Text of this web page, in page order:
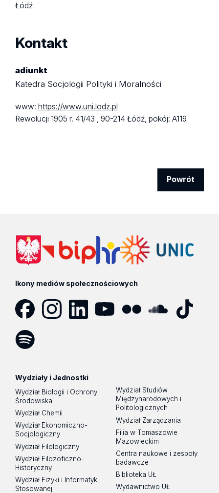
Łódź
Kontakt
adiunkt
Katedra Socjologii Polityki i Moralności
www:https://www.uni.lodz.pl
Rewolucji 1905 r. 41/43 ,90-214 Łódź,pokój: A119
Powrót
Ikony mediów społecznościowych
Wydziały i Jednostki
Wydział Biologii i Ochrony
Środowiska
Wydział Chemii
Wydział Ekonomiczno-
Socjologiczny
Wydział Filologiczny
Wydział Filozoficzno-
Historyczny
Wydział Fizyki i Informatyki
Stosowanej
Wydział Studiów
Międzynarodowych i
Politologicznych
Wydział Zarządzania
Filia w Tomaszowie
Mazowieckim
Centra naukowe i zespoły
badawcze
Biblioteka UŁ
Wydawnictwo UŁ